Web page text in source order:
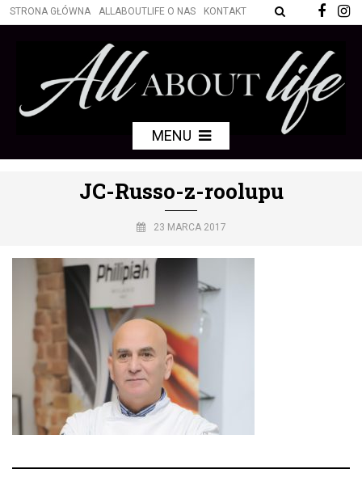
STRONA GŁÓWNA ALLABOUTLIFE O NAS KONTAKT
MENU
JC-Russo-z-roolupu
23 MARCA 2017